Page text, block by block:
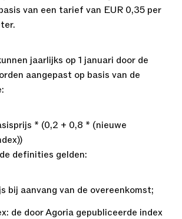
van een tarief van EUR 0,35 per
jaarlijks op 1 januari door de
aangepast op basis van de
* (0,2 + 0,8 * (nieuwe
definities gelden:
bij aanvang van de overeenkomst;
de door Agoria gepubliceerde index